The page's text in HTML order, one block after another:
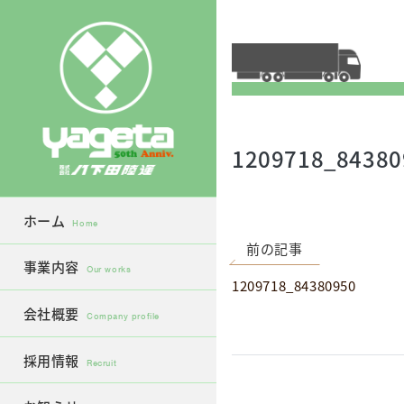
ホーム Home
事業内容 Our works
会社概要 Company profile
採用情報 Recruit
前の記事
1209718_84380950